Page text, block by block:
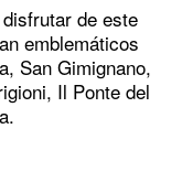
de este
emblemáticos
San Gimignano,
Il Ponte del